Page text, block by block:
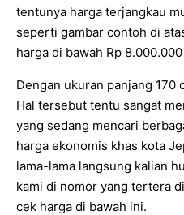
tentunya harga terjangkau
seperti gambar contoh di
harga di bawah Rp
Dengan ukuran panjang 170
Hal tersebut tentu sangat
yang sedang mencari
harga ekonomis khas kota
lama-lama langsung kalian
kami di nomor yang tertera
cek harga di bawah ini.